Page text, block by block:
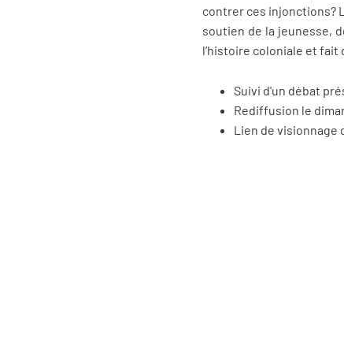
contrer ces injonctions?
soutien de la jeunesse,
l’histoire coloniale et
Suivi d'un débat
Rediffusion le
Lien de visionnage